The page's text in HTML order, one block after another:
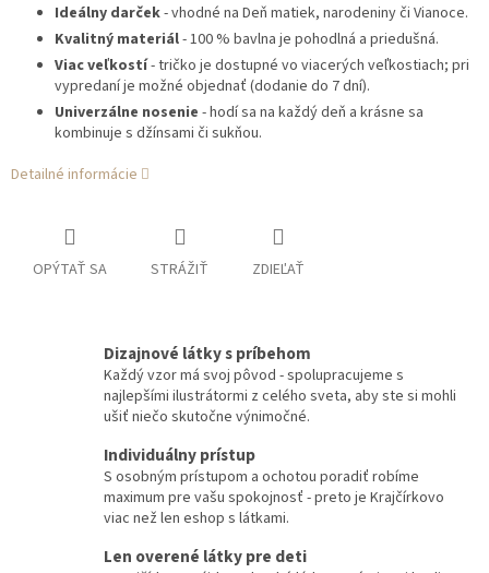
Ideálny darček- vhodné na Deň matiek, narodeniny či Vianoce.
Kvalitný materiál- 100 % bavlna je pohodlná a priedušná.
Viac veľkostí- tričko je dostupné vo viacerých veľkostiach; pri
vypredaní je možné objednať (dodanie do 7 dní).
Univerzálne nosenie - hodí sa na každý deň a krásne sa
kombinuje s džínsami či sukňou.
Detailné informácie
OPÝTAŤ SA STRÁŽIŤ ZDIEĽAŤ
Dizajnové látky s príbehom
Každý vzor má svoj pôvod - spolupracujeme s
najlepšími ilustrátormi z celého sveta, aby ste si mohli
ušiť niečo skutočne výnimočné.
Individuálny prístup
S osobným prístupom a ochotou poradiť robíme
maximum pre vašu spokojnosť - preto je Krajčírkovo
viac než len eshop s látkami.
Len overené látky pre deti